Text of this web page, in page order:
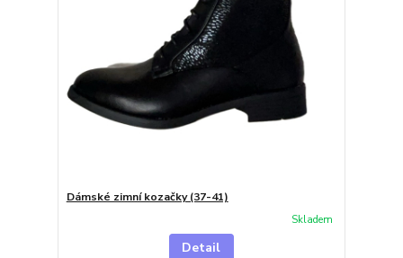
Dámské zimní kozačky (37-41)
Skladem
Detail